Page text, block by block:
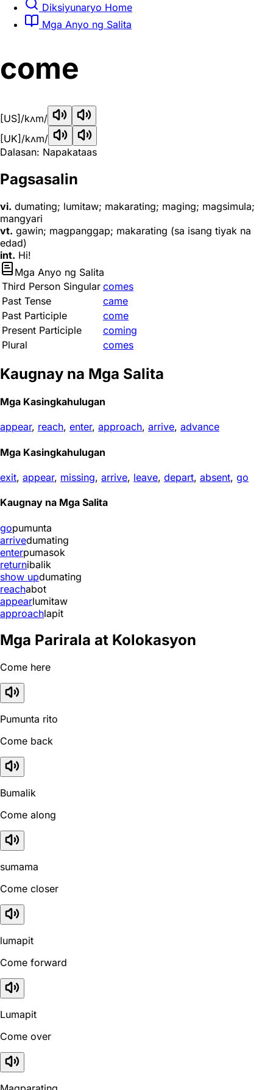
Diksiyunaryo Home
Mga Anyo ng Salita
come
[US] /kʌm/
[UK] /kʌm/
Dalasan: Napakataas
Pagsasalin
vi. dumating; lumitaw; makarating; maging; magsimula;
mangyari
vt. gawin; magpanggap; makarating (sa isang tiyak na
edad)
int. Hi!
Mga Anyo ng Salita
Third Person Singular comes
Past Tense
came
Past Participle
come
Present Participle
coming
Plural
comes
Kaugnay na Mga Salita
Mga Kasingkahulugan
appear, reach, enter, approach, arrive, advance
Mga Kasingkahulugan
exit, appear, missing, arrive, leave, depart, absent, go
Kaugnay na Mga Salita
gopumunta
arrivedumating
enterpumasok
returnibalik
show updumating
reachabot
appearlumitaw
approachlapit
Mga Parirala at Kolokasyon
Come here
Pumunta rito
Come back
Bumalik
Come along
sumama
Come closer
lumapit
Come forward
Lumapit
Come over